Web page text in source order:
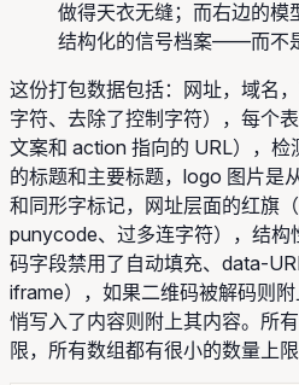
做得天衣无缝；而右边的模
结构化的信号档案——而不
这份打包数据包括：网址，域名
字符、去除了控制字符），每个
文案和 action 指向的 URL），
的标题和主要标题，logo 图片是
和同形字标记，网址层面的红旗
punycode、过多连字符），结构
码字段禁用了自动填充、data-
iframe），如果二维码被解码则
悄写入了内容则附上其内容。所
限，所有数组都有很小的数量上